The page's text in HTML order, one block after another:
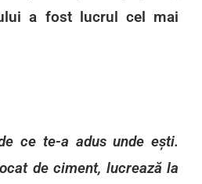
a fost lucrul cel mai
ce te-a adus unde ești.
de ciment, lucrează la